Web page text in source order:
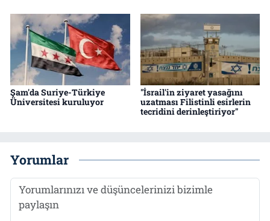
Şam'da Suriye-Türkiye
Üniversitesi kuruluyor
"İsrail'in ziyaret yasağını
uzatması Filistinli esirlerin
tecridini derinleştiriyor"
Yorumlar